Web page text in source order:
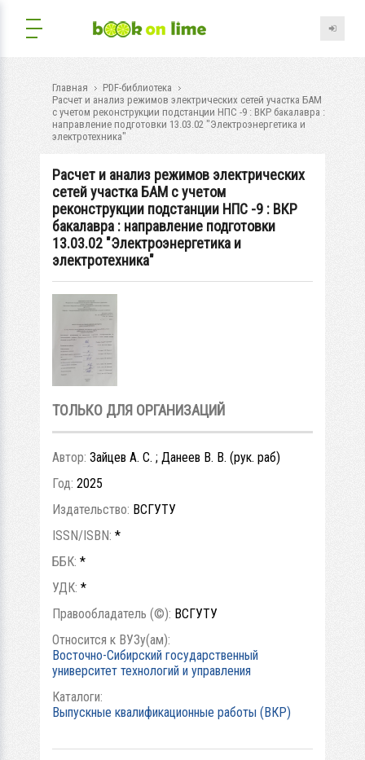
Главная
PDF-библиотека
Расчет и анализ режимов электрических сетей участка БАМ
с учетом реконструкции подстанции НПС -9 : ВКР бакалавра :
направление подготовки 13.03.02 "Электроэнергетика и
электротехника"
Расчет и анализ режимов электрических
сетей участка БАМ с учетом
реконструкции подстанции НПС -9 : ВКР
бакалавра : направление подготовки
13.03.02 "Электроэнергетика и
электротехника"
ТОЛЬКО ДЛЯ ОРГАНИЗАЦИЙ
Автор: Зайцев А. С. ; Данеев В. В. (рук. раб)
Год: 2025
Издательство: ВСГУТУ
ISSN/ISBN: *
ББК: *
УДК: *
Правообладатель (©): ВСГУТУ
Относится к ВУЗу(ам):
Восточно-Сибирский государственный
университет технологий и управления
Каталоги:
Выпускные квалификационные работы (ВКР)